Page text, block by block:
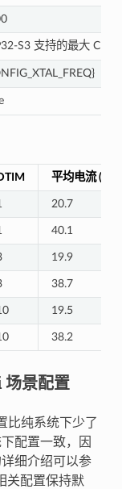
S3 支持的最大 CPU
平均电流 (mA)
20.7
40.1
19.9
38.7
19.5
38.2
景配置
比纯系统下少了
配置一致，因
细介绍可以参
关配置保持默